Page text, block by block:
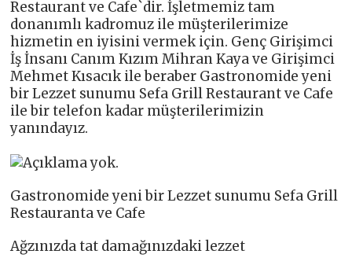
Restaurant ve Cafe`dir. İşletmemiz tam
donanımlı kadromuz ile müşterilerimize
hizmetin en iyisini vermek için. Genç Girişimci
İş İnsanı Canım Kızım Mihran Kaya ve Girişimci
Mehmet Kısacık ile beraber Gastronomide yeni
bir Lezzet sunumu Sefa Grill Restaurant ve Cafe
ile bir telefon kadar müşterilerimizin
yanındayız.
Gastronomide yeni bir Lezzet sunumu Sefa Grill
Restauranta ve Cafe
Ağzınızda tat damağınızdaki lezzet